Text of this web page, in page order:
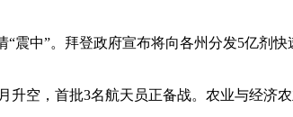
震中”。拜登政府宣布将向各州分发5亿剂
空，首批3名航天员正备战。农业与经济